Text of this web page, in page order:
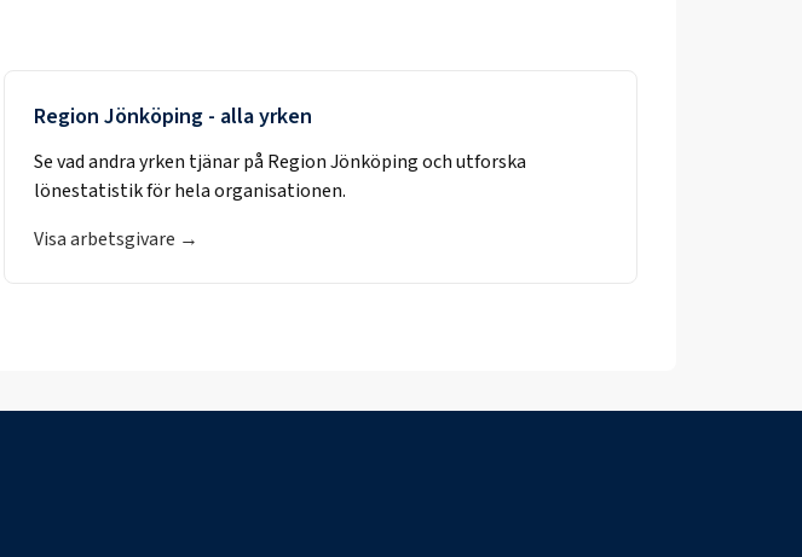
Region Jönköping - alla yrken
Se vad andra yrken tjänar på Region Jönköpingoch utforska
lönestatistik för hela organisationen.
Visa arbetsgivare →